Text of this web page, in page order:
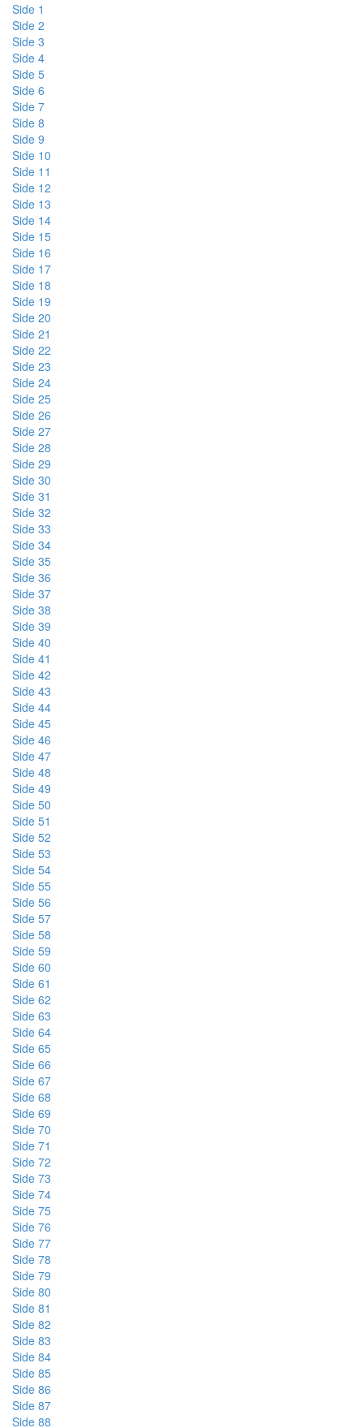
Side 1
Side 2
Side 3
Side 4
Side 5
Side 6
Side 7
Side 8
Side 9
Side 10
Side 11
Side 12
Side 13
Side 14
Side 15
Side 16
Side 17
Side 18
Side 19
Side 20
Side 21
Side 22
Side 23
Side 24
Side 25
Side 26
Side 27
Side 28
Side 29
Side 30
Side 31
Side 32
Side 33
Side 34
Side 35
Side 36
Side 37
Side 38
Side 39
Side 40
Side 41
Side 42
Side 43
Side 44
Side 45
Side 46
Side 47
Side 48
Side 49
Side 50
Side 51
Side 52
Side 53
Side 54
Side 55
Side 56
Side 57
Side 58
Side 59
Side 60
Side 61
Side 62
Side 63
Side 64
Side 65
Side 66
Side 67
Side 68
Side 69
Side 70
Side 71
Side 72
Side 73
Side 74
Side 75
Side 76
Side 77
Side 78
Side 79
Side 80
Side 81
Side 82
Side 83
Side 84
Side 85
Side 86
Side 87
Side 88